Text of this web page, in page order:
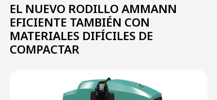
EL NUEVO RODILLO AMMANN
EFICIENTE TAMBIÉN CON
MATERIALES DIFÍCILES DE
COMPACTAR